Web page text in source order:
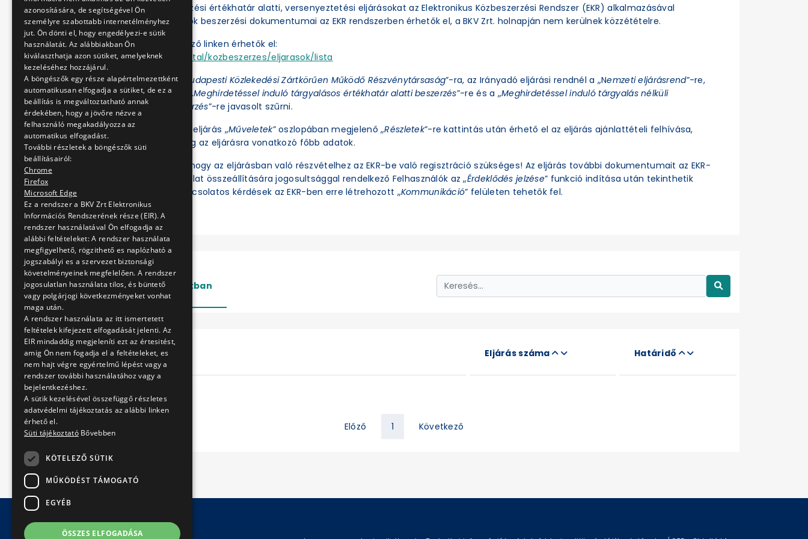
A BKV Zrt. a közbeszerzési értékhatár alatti, versenyeztetési eljárásokat az Elektronikus Közbeszerzési Rendszer (EKR) alkalmazásával
folytatja le. Az eljárások beszerzési dokumentumai az EKR rendszerben érhetők el, a BKV Zrt. holnapján nem kerülnek közzétételre.
Az eljárások a következő linken érhetők el:
https://ekr.gov.hu/portal/kozbeszerzes/eljarasok/lista
Az Ajánlatkérőnél a „
Budapesti Közlekedési Zártkörűen Működő Részvénytársaság”-ra, az Irányadó eljárási rendnél a „Nemzeti eljárásrend”-re,
az Eljárás fajtájánál a „Meghirdetéssel induló tárgyalásos értékhatár alatti beszerzés”-re és a „Meghirdetéssel induló tárgyalás nélküli
értékhatár alatti beszerzés”-re javasolt szűrni.
Ezt követően az adott eljárás „Műveletek” oszlopában megjelenő „Részletek”-re kattintás után érhető el az eljárás ajánlattételi felhívása,
illetve tekinthetők meg az eljárásra vonatkozó főbb adatok.
Felhívjuk a figyelmet, hogy az eljárásban való részvételhez az EKR-be való regisztráció szükséges! Az eljárás további dokumentumait az EKR-
ben regisztrált és ajánlat összeállítására jogosultsággal rendelkező Felhasználók az „Érdeklődés jelzése” funkció indítása után tekinthetik
meg. Az eljárással kapcsolatos kérdések az EKR-ben erre létrehozott „Kommunikáció” felületen tehetők fel.
Lezárt Folyamatban
Cím Eljárás száma Határidő
Előző 1 Következő
azonosítására, de segítségével Ön
személyre szabottabb internetélményhez
jut. Ön dönti el, hogy engedélyezi-e sütik
használatát. Az alábbiakban Ön
kiválaszthatja azon sütiket, amelyeknek
kezeléséhez hozzájárul.
A böngészők egy része alapértelmezettként
automatikusan elfogadja a sütiket, de ez a
beállítás is megváltoztatható annak
érdekében, hogy a jövőre nézve a
felhasználó megakadályozza az
automatikus elfogadást.
További részletek a böngészők süti
beállításairól:
Chrome
Firefox
Microsoft Edge
Ez a rendszer a BKV Zrt Elektronikus
Információs Rendszerének része (EIR). A
rendszer használatával Ön elfogadja az
alábbi feltételeket: A rendszer használata
megfigyelhető, rögzithető es naplózható a
jogszabályi es a szervezet biztonsági
követelményeinek megfelelően. A rendszer
jogosulatlan használata tilos, és büntető
vagy polgárjogi következményeket vonhat
maga után.
A rendszer használata az itt ismertetett
feltételek kifejezett elfogadását jelenti. Az
EIR mindaddig megjeleníti ezt az értesitést,
amig Ön nem fogadja el a feltételeket, es
nem hajt végre egyértelmű lépést vagy a
rendszer további használatához vagy a
bejelentkezéshez.
A sütik kezelésével összefüggő részletes
adatvédelmi tájékoztatás az alábbi linken
érhető el.
Süti tájékoztató Bővebben
KÖTELEZŐ SÜTIK
MŰKÖDÉST TÁMOGATÓ
EGYÉB
ÖSSZES ELFOGADÁSA